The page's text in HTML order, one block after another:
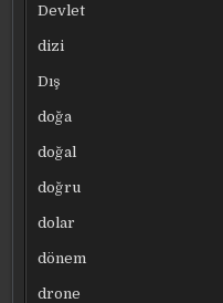
Devlet
dizi
Dış
doğa
doğal
doğru
dolar
dönem
drone